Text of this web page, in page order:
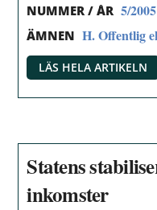
NUMMER / ÅR 5/
ÄMNEN H. Offentlig
LÄS HELA ARTIKELN
Statens
inkomster